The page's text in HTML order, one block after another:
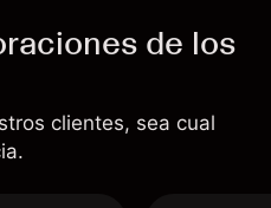
de los
clientes, sea cual